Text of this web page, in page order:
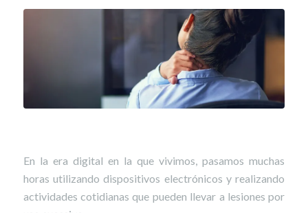
En la era digital en la que vivimos, pasamos muchas
horas utilizando dispositivos electrónicos y realizando
actividades cotidianas que pueden llevar a lesiones por